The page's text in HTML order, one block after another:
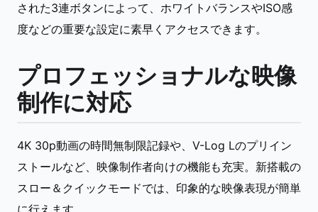
された3連ボタンによって、ホワイトバランスやISO感
度などの重要な設定に素早くアクセスできます。
プロフェッショナルな映像
制作に対応
4K 30p動画の時間無制限記録や、V-Log Lのプリイン
ストールなど、映像制作者向けの機能も充実。新搭載の
スロー＆クイックモードでは、印象的な映像表現が簡単
に行えます。